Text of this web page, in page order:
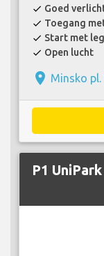
check Goed
check Toegang
check Start met
check Open lucht
place Minsko pl.
P1